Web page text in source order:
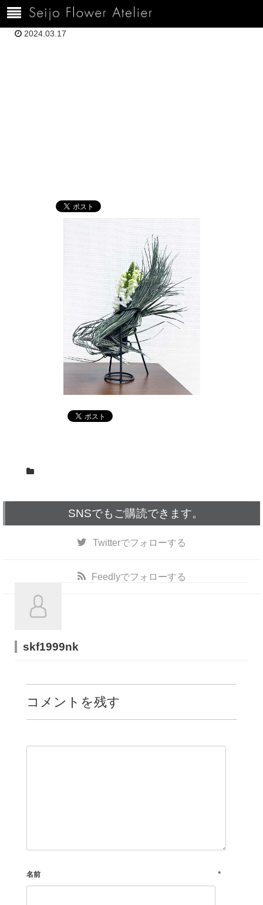
ホーム 1000H今関0C179EF3-0F8C-4475-86D1-F8328BC78E16
2024.03.17
0F8C-4475-
86D1-
F8328BC78E16
SNSでもご購読できます。
Twitterでフォローする
Feedlyでフォローする
skf1999nk
コメントを残す
名前 *